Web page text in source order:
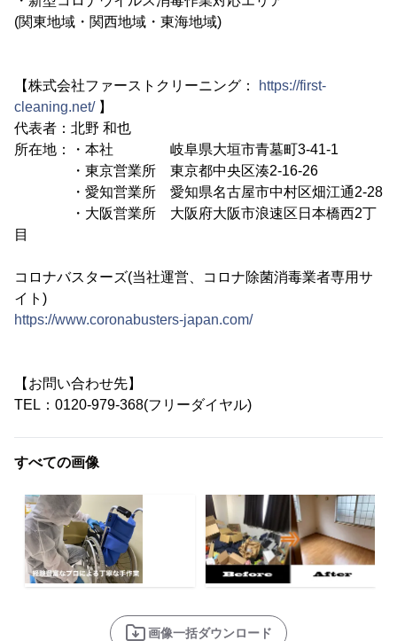
(関東地域・関西地域・東海地域)
【株式会社ファーストクリーニング：
https://first-
cleaning.net/】
代表者：北野 和也
所在地：・本社 岐阜県大垣市青墓町3-41-1
・東京営業所 東京都中央区湊2-16-26
・愛知営業所 愛知県名古屋市中村区畑江通2-28
・大阪営業所 大阪府大阪市浪速区日本橋西2丁
目
コロナバスターズ(当社運営、コロナ除菌消毒業者専用サ
イト)
https://www.coronabusters-japan.com/
【お問い合わせ先】
TEL：0120-979-368(フリーダイヤル)
すべての画像
画像一括ダウンロード